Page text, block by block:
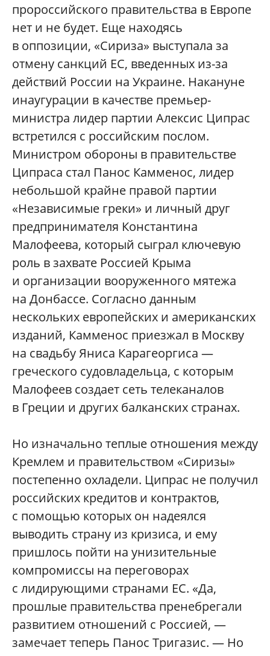
пророссийского правительства в Европе
нет и не будет. Еще находясь
в оппозиции, «Сириза» выступала за
отмену санкций ЕС, введенных из-за
действий России на Украине. Накануне
инаугурации в качестве премьер-
министра лидер партии Алексис Ципрас
встретился с российским послом.
Министром обороны в правительстве
Ципраса стал Панос Камменос, лидер
небольшой крайне правой партии
«Независимые греки» и личный друг
предпринимателя Константина
Малофеева, который сыграл ключевую
роль в захвате Россией Крыма
и организации вооруженного мятежа
на Донбассе. Согласно данным
нескольких европейских и американских
изданий, Камменос приезжал в Москву
на свадьбу Яниса Карагеоргиса —
греческого судовладельца, с которым
Малофеев создает сеть телеканалов
в Греции и других балканских странах.
Но изначально теплые отношения между
Кремлем и правительством «Сиризы»
постепенно охладели. Ципрас не получил
российских кредитов и контрактов,
с помощью которых он надеялся
выводить страну из кризиса, и ему
пришлось пойти на унизительные
компромиссы на переговорах
с лидирующими странами ЕС. «Да,
прошлые правительства пренебрегали
развитием отношений с Россией, —
замечает теперь Панос Тригазис. — Но